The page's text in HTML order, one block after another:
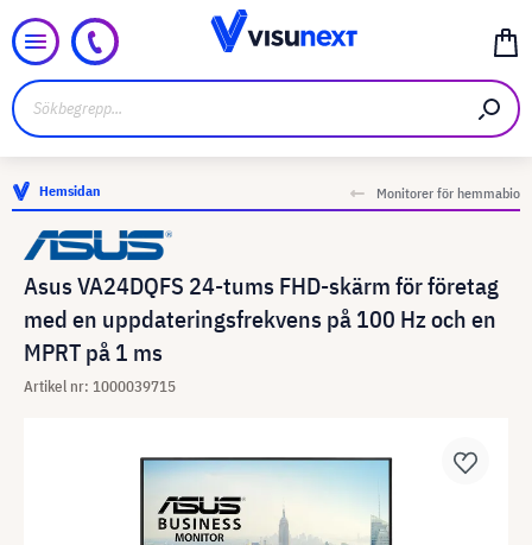
Hemsidan Monitorer för hemmabio
Asus VA24DQFS 24-tums FHD-skärm för företag
med en uppdateringsfrekvens på 100 Hz och en
MPRT på 1 ms
Artikel nr: 1000039715